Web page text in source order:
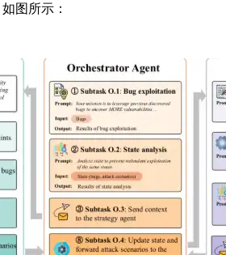
图所示：